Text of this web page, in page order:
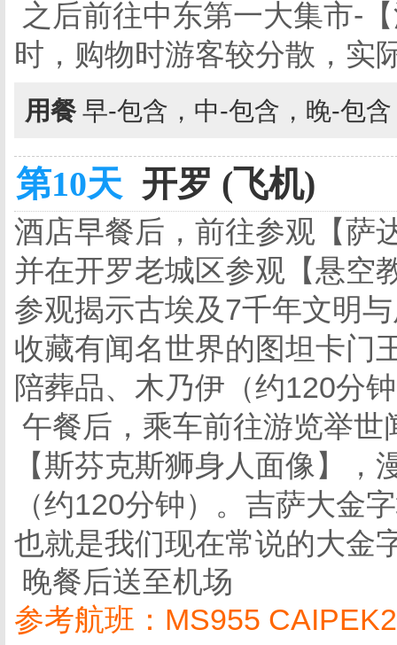
之后前往中东第一大集市-
时，购物时游客较分散，实
用餐 早-包含，中-包含，晚-包
第10天 开罗 (飞机)
酒店早餐后，前往参观【萨
并在开罗老城区参观【悬空
参观揭示古埃及7千年文明
收藏有闻名世界的图坦卡门
陪葬品、木乃伊（约120分
午餐后，乘车前往游览举
【斯芬克斯狮身人面像】
（约120分钟）。吉萨大金
也就是我们现在常说的大金
晚餐后送至机场
参考航班：MS955